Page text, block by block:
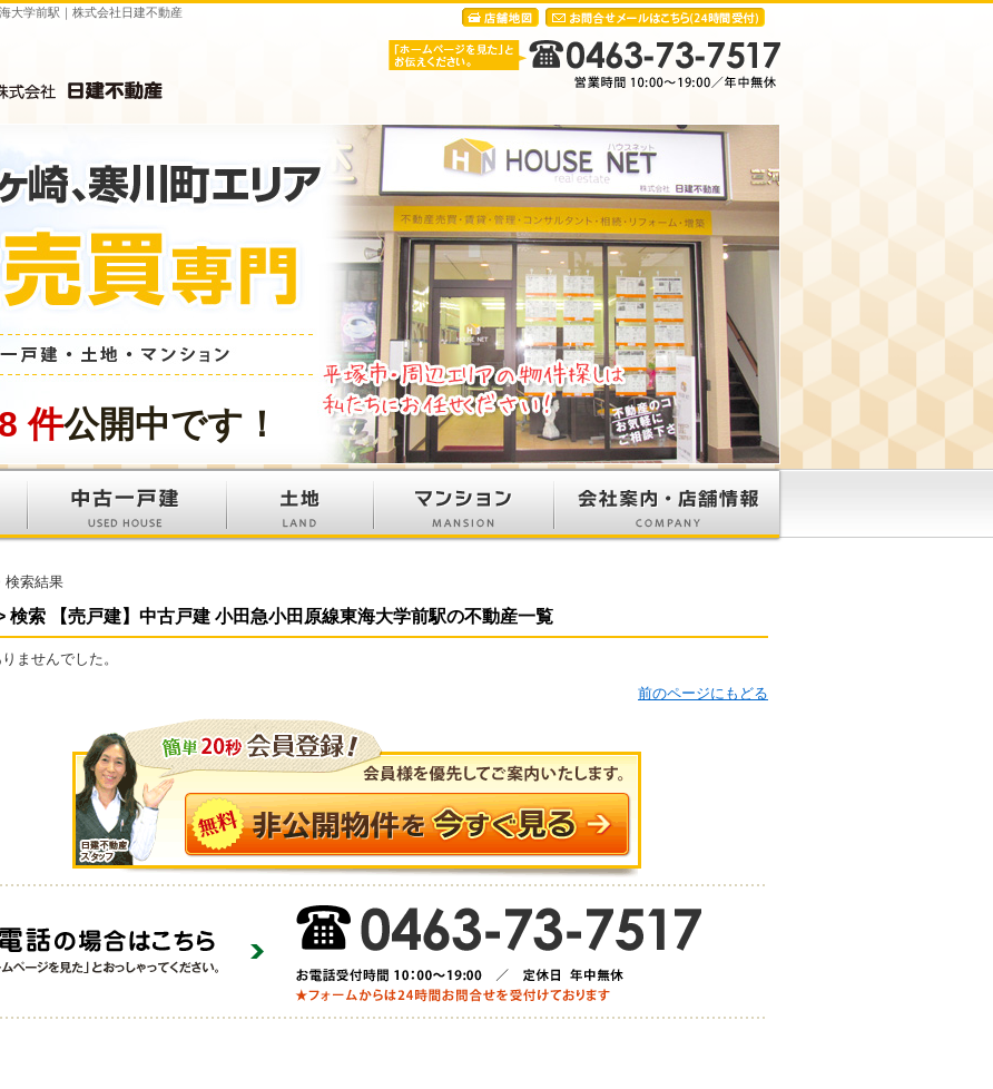
大学前駅｜株式会社日建不動産
件公開中です！
検索結果
検索 【売戸建】中古戸建 小田急小田原線東海大学前駅の不動産一覧
ませんでした。
前のページにもどる